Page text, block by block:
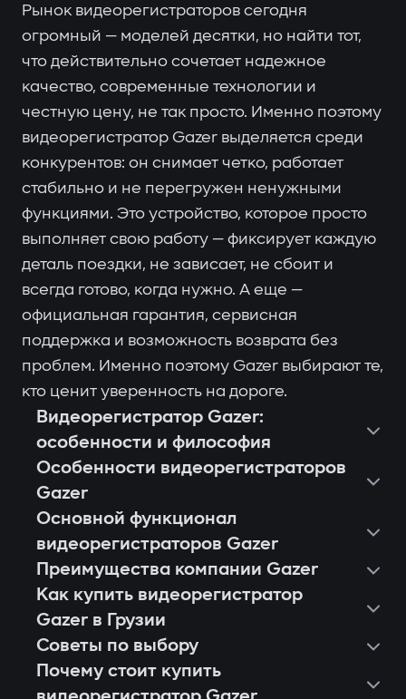
Рынок видеорегистраторов сегодня
огромный — моделей десятки, но найти тот,
что действительно сочетает надежное
качество, современные технологии и
честную цену, не так просто. Именно поэтому
видеорегистратор Gazer выделяется среди
конкурентов: он снимает четко, работает
стабильно и не перегружен ненужными
функциями. Это устройство, которое просто
выполняет свою работу — фиксирует каждую
деталь поездки, не зависает, не сбоит и
всегда готово, когда нужно. А еще —
официальная гарантия, сервисная
поддержка и возможность возврата без
проблем. Именно поэтому Gazer выбирают те,
кто ценит уверенность на дороге.
Видеорегистратор Gazer:
особенности и философия
Особенности видеорегистраторов
Gazer
Основной функционал
видеорегистраторов Gazer
Преимущества компании Gazer
Как купить видеорегистратор
Gazer в Грузии
Советы по выбору
Почему стоит купить